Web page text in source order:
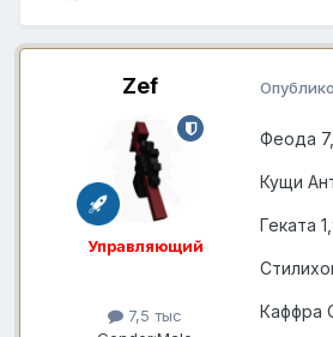
Zef
Управляющий
7,5 тыс
Феода
Кущи
Геката
Каффра